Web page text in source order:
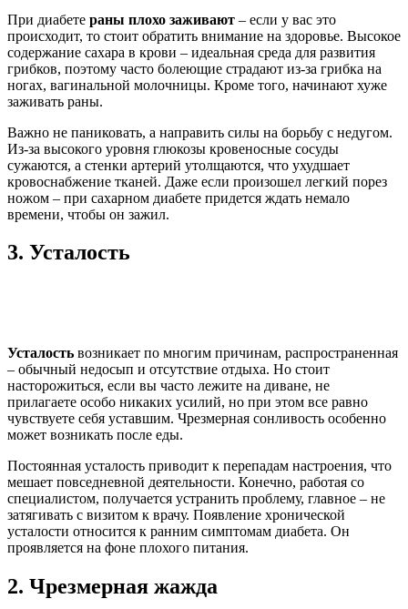
При диабете раны плохо заживают – если у вас это
происходит, то стоит обратить внимание на здоровье. Высокое
содержание сахара в крови – идеальная среда для развития
грибков, поэтому часто болеющие страдают из-за грибка на
ногах, вагинальной молочницы. Кроме того, начинают хуже
заживать раны.
Важно не паниковать, а направить силы на борьбу с недугом.
Из-за высокого уровня глюкозы кровеносные сосуды
сужаются, а стенки артерий утолщаются, что ухудшает
кровоснабжение тканей. Даже если произошел легкий порез
ножом – при сахарном диабете придется ждать немало
времени, чтобы он зажил.
3. Усталость
Усталость возникает по многим причинам, распространенная
– обычный недосып и отсутствие отдыха. Но стоит
насторожиться, если вы часто лежите на диване, не
прилагаете особо никаких усилий, но при этом все равно
чувствуете себя уставшим. Чрезмерная сонливость особенно
может возникать после еды.
Постоянная усталость приводит к перепадам настроения, что
мешает повседневной деятельности. Конечно, работая со
специалистом, получается устранить проблему, главное – не
затягивать с визитом к врачу. Появление хронической
усталости относится к ранним симптомам диабета. Он
проявляется на фоне плохого питания.
2. Чрезмерная жажда